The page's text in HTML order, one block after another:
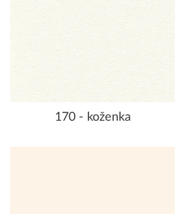
170 - koženka